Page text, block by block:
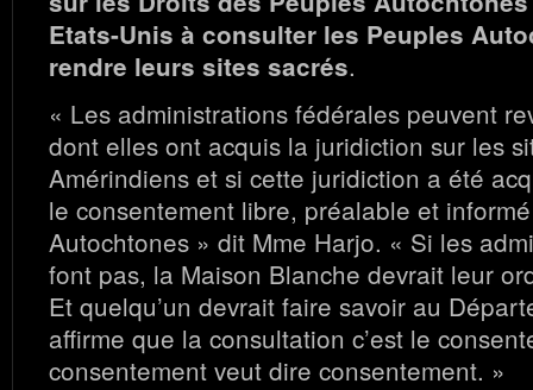
Etats-Unis à consulter les Peuples
rendre leurs sites sacrés.
« Les administrations fédérales peuvent
dont elles ont acquis la juridiction sur les
Amérindiens et si cette juridiction a été
le consentement libre, préalable et
Autochtones » dit Mme Harjo. « Si les
font pas, la Maison Blanche devrait leur
Et quelqu’un devrait faire savoir au
affirme que la consultation c’est le
consentement veut dire consentement. »